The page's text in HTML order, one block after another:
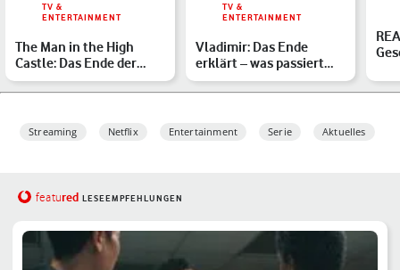
TV &
ENTERTAINMENT
The Man in the High
Castle: Das Ende der
dystopischen Sci-Fi-
Seri…
TV &
ENTERTAINMENT
Vladimir: Das Ende
erklärt – was passiert
mit Vladimir und John?
Streaming Netflix Entertainment Serie Aktuelles
featured LESEEMPFEHLUNGEN